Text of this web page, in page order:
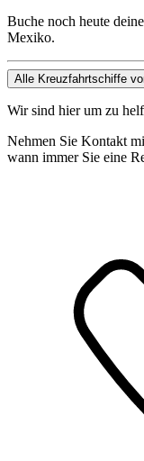
Buche noch heute
Mexiko.
Alle Kreuzfahrtschiffe
Wir sind hier um zu
Nehmen Sie Kontakt
wann immer Sie eine